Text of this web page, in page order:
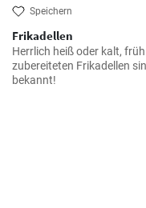
Speichern
Frikadellen
Herrlich heiß oder kalt,
zubereiteten Frikadellen
bekannt!